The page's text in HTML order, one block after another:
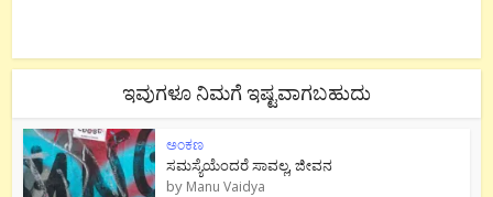
ಇವುಗಳೂ ನಿಮಗೆ ಇಷ್ಟವಾಗಬಹುದು
ಅಂಕಣ
ಸಮಸ್ಯೆಯೆಂದರೆ ಸಾವಲ್ಲ, ಜೀವನ
by Manu Vaidya